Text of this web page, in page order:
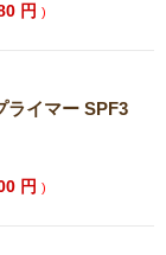
円)
ライマー SPF3
円)